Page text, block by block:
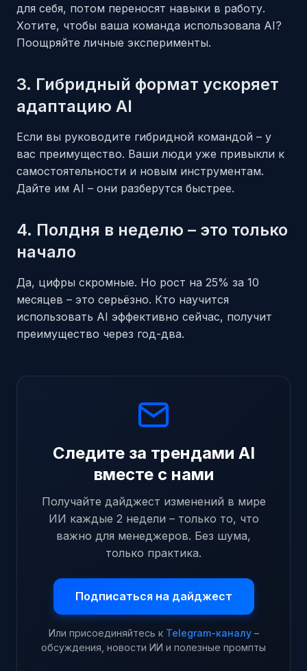
для себя, потом переносят навыки в работу.
Хотите, чтобы ваша команда использовала AI?
Поощряйте личные эксперименты.
3. Гибридный формат ускоряет
адаптацию AI
Если вы руководите гибридной командой – у
вас преимущество. Ваши люди уже привыкли к
самостоятельности и новым инструментам.
Дайте им AI – они разберутся быстрее.
4. Полдня в неделю – это только
начало
Да, цифры скромные. Но рост на 25% за 10
месяцев – это серьёзно. Кто научится
использовать AI эффективно сейчас, получит
преимущество через год-два.
Следите за трендами AI
вместе с нами
Получайте дайджест изменений в мире
ИИ каждые 2 недели – только то, что
важно для менеджеров. Без шума,
только практика.
Подписаться на дайджест
Или присоединяйтесь к Telegram-каналу–
обсуждения, новости ИИ и полезные промпты